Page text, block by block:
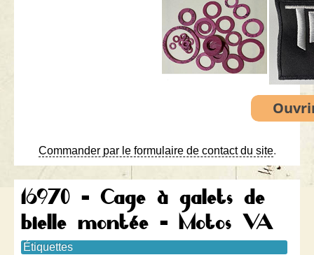
Commander par le formulaire de contact du site.
16970 - Cage à galets de
bielle montée - Motos VA
Étiquettes